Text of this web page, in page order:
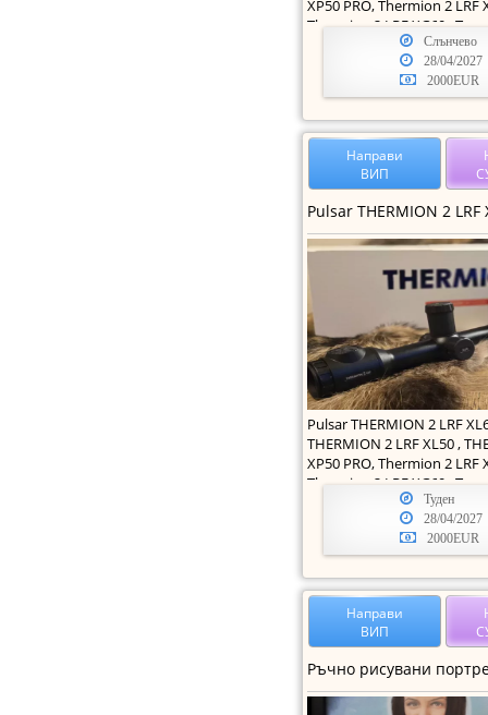
XP50 PRO, Thermion 2 LRF
Thermion 2 LRF XG60 , T
Слънчево
28/04/2027
2000EUR
Направи
ВИП
Pulsar THERMION 2 LRF
THERMION 2 LRF XL50 ,
XP50 PRO, Thermion 2 LRF
Thermion 2 LRF XG60 , T
Туден
28/04/2027
2000EUR
Направи
ВИП